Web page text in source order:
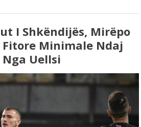
I Shkëndijës, Mirëpo
Fitore Minimale Ndaj
Uellsi